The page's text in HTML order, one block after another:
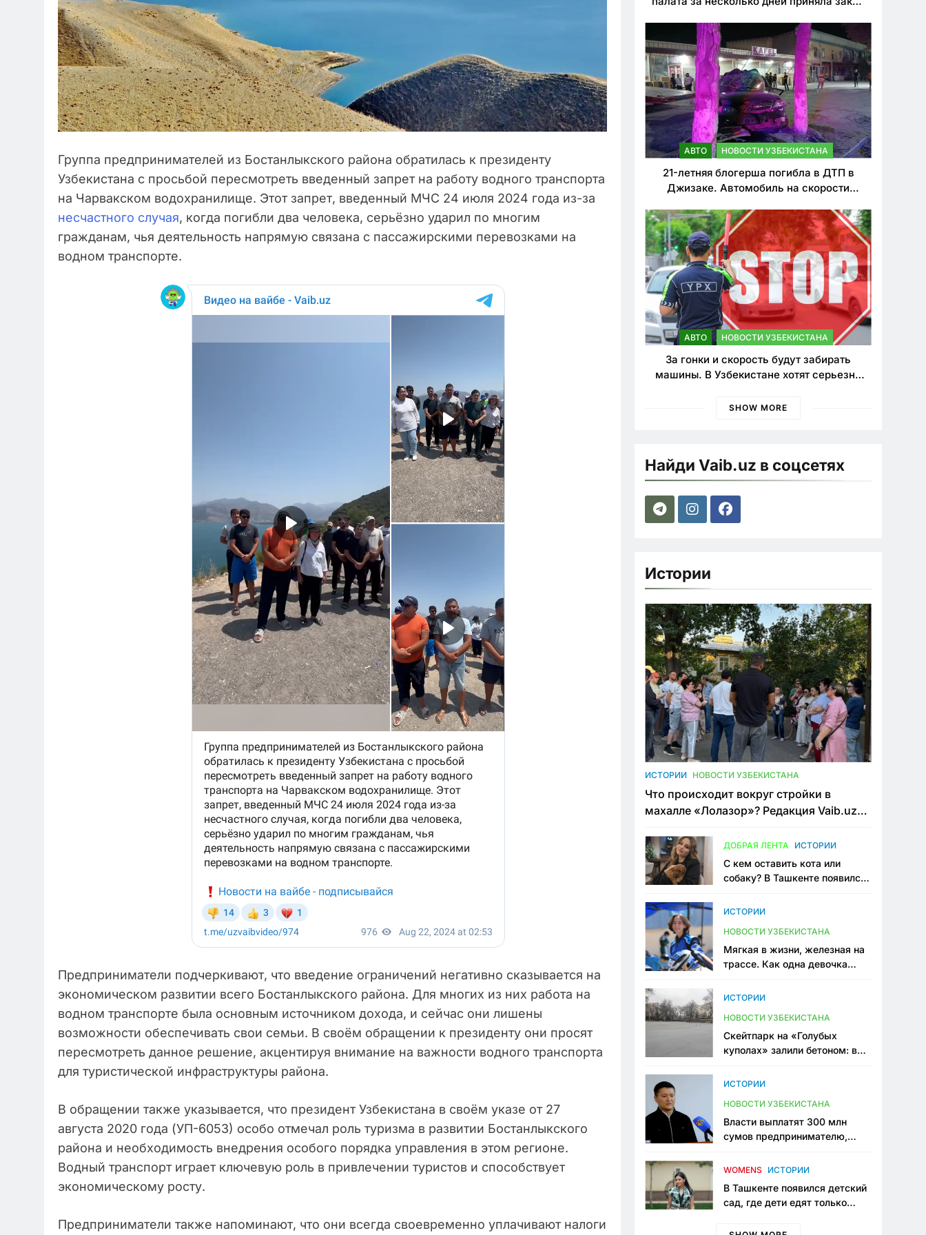
Группа предпринимателей из Бостанлыкского района обратилась к президенту
Узбекистана с просьбой пересмотреть введенный запрет на работу водного транспорта
на Чарвакском водохранилище. Этот запрет, введенный МЧС 24 июля 2024 года из-за
несчастного случая, когда погибли два человека, серьёзно ударил по многим
гражданам, чья деятельность напрямую связана с пассажирскими перевозками на
водном транспорте.
Предприниматели подчеркивают, что введение ограничений негативно сказывается на
экономическом развитии всего Бостанлыкского района. Для многих из них работа на
водном транспорте была основным источником дохода, и сейчас они лишены
возможности обеспечивать свои семьи. В своём обращении к президенту они просят
пересмотреть данное решение, акцентируя внимание на важности водного транспорта
для туристической инфраструктуры района.
В обращении также указывается, что президент Узбекистана в своём указе от 27
августа 2020 года (УП-6053) особо отмечал роль туризма в развитии Бостанлыкского
района и необходимость внедрения особого порядка управления в этом регионе.
Водный транспорт играет ключевую роль в привлечении туристов и способствует
экономическому росту.
Предприниматели также напоминают, что они всегда своевременно уплачивают налоги
нарушителей ПДД
АВТО НОВОСТИ УЗБЕКИСТАНА
21-летняя блогерша погибла в ДТП в
Джизаке. Автомобиль на скорости
АВТО НОВОСТИ УЗБЕКИСТАНА
За гонки и скорость будут забирать
машины. В Узбекистане хотят серьезно
SHOW MORE
Найди Vaib.uz в соцсетях
Истории
ИСТОРИИ НОВОСТИ УЗБЕКИСТАНА
Что происходит вокруг стройки в
махалле «Лолазор»? Редакция Vaib.uz
конфликта
ДОБРАЯ ЛЕНТА ИСТОРИИ
С кем оставить кота или
собаку? В Ташкенте появился
ИСТОРИИ
НОВОСТИ УЗБЕКИСТАНА
Мягкая в жизни, железная на
трассе. Как одна девочка
Узбекистане
ИСТОРИИ
НОВОСТИ УЗБЕКИСТАНА
Скейтпарк на «Голубых
куполах» залили бетоном: в
одно общественное
ИСТОРИИ
НОВОСТИ УЗБЕКИСТАНА
Власти выплатят 300 млн
сумов предпринимателю,
тюрьме по незаконному
WOMENS ИСТОРИИ
В Ташкенте появился детский
сад, где дети едят только
мама, которая устала просить